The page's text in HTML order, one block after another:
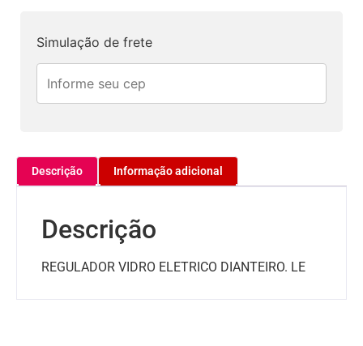
Simulação de frete
Descrição Informação adicional
Descrição
REGULADOR VIDRO ELETRICO DIANTEIRO. LE